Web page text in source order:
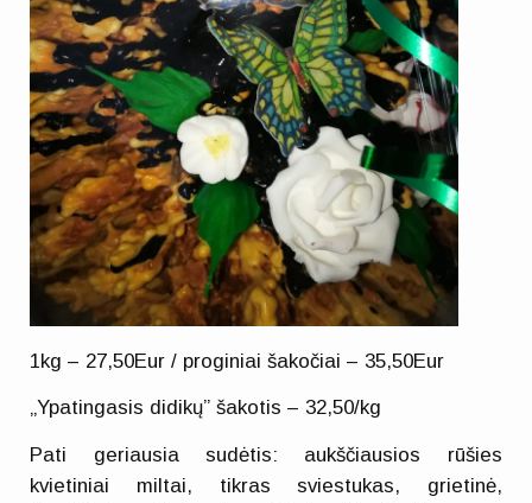
1kg – 27,50Eur / proginiai šakočiai – 35,50Eur
„Ypatingasis didikų” šakotis – 32,50/kg
Pati geriausia sudėtis: aukščiausios rūšies
kvietiniai miltai, tikras sviestukas, grietinė,